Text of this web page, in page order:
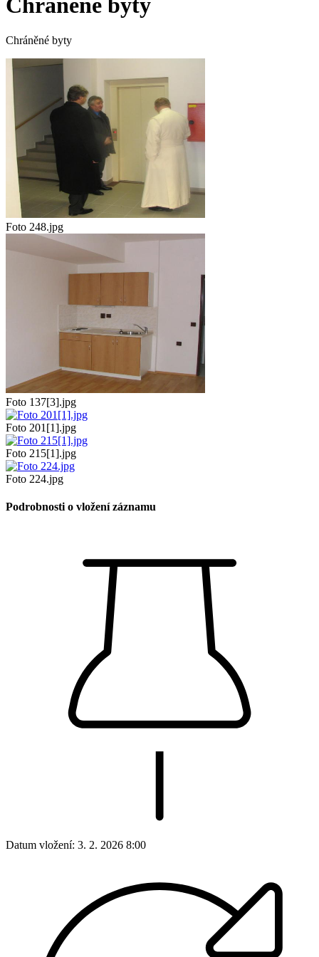
Chráněné byty
Chráněné byty
Foto 248.jpg
Foto 137[3].jpg
Foto 201[1].jpg
Foto 215[1].jpg
Foto 224.jpg
Podrobnosti o vložení záznamu
Datum vložení: 3. 2. 2026 8:00